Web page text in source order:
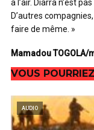
a l’air. Diarra n’est
D’autres
faire de même. »
Mamadou TOGOLA/
VOUS
AUDIO